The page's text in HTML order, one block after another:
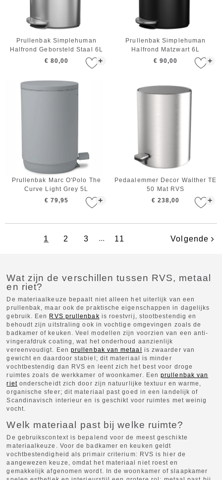
+
Prullenbak Simplehuman
Halfrond Geborsteld Staal 6L
€ 80,00
+
Prullenbak Simplehuman
Halfrond Matzwart 6L
€ 90,00
+
Prullenbak Marc O'Polo The
Curve Light Grey 5L
€ 79,95
+
Pedaalemmer Decor Walther TE
50 Mat RVS
€ 238,00
1 2 3 ... 11 Volgende
Wat zijn de verschillen tussen RVS, metaal
en riet?
De materiaalkeuze bepaalt niet alleen het uiterlijk van een
prullenbak, maar ook de praktische eigenschappen in dagelijks
gebruik. Een RVS prullenbak is roestvrij, stootbestendig en
behoudt zijn uitstraling ook in vochtige omgevingen zoals de
badkamer of keuken. Veel modellen zijn voorzien van een anti-
vingerafdruk coating, wat het onderhoud aanzienlijk
vereenvoudigt. Een prullenbak van metaal
is zwaarder van
gewicht en daardoor stabiel; dit materiaal is minder
vochtbestendig dan RVS en leent zich het best voor droge
ruimtes zoals de werkkamer of woonkamer. Eenprullenbak van
rietonderscheidt zich door zijn natuurlijke textuur en warme,
organische sfeer; dit materiaal past goed in een landelijk of
Scandinavisch interieur en is geschikt voor ruimtes met weinig
vocht.
Welk materiaal past bij welke ruimte?
De gebruikscontext is bepalend voor de meest geschikte
materiaalkeuze. Voor de badkamer en keuken geldt
vochtbestendigheid als primair criterium: RVS is hier de
aangewezen keuze, omdat het materiaal niet roest en
gemakkelijk afgenomen wordt. In de woonkamer of slaapkamer